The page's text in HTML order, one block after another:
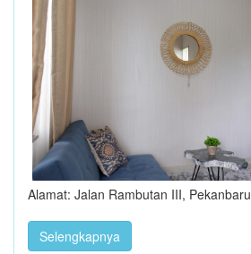
Alamat: Jalan Rambutan III, Pekanbaru
Selengkapnya